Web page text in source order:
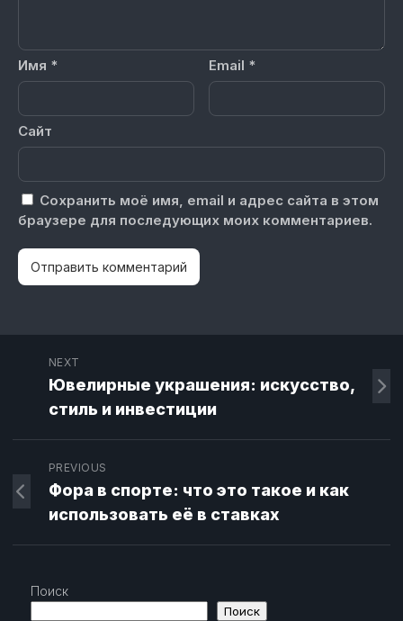
Имя * Email *
Сайт
Сохранить моё имя, email и адрес сайта в этом
браузере для последующих моих комментариев.
NEXT
Ювелирные украшения: искусство,
стиль и инвестиции
PREVIOUS
Фора в спорте: что это такое и как
использовать её в ставках
Поиск
Поиск